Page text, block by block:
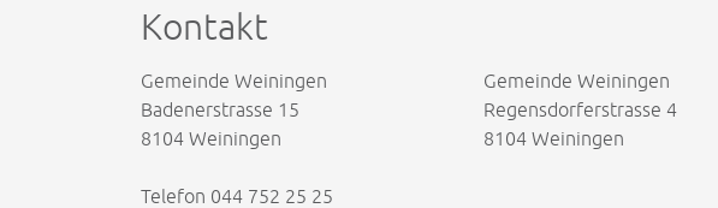
Kontakt
Gemeinde Weiningen
Badenerstrasse 15
8104 Weiningen
Telefon 044 752 25 25
Gemeinde Weiningen
Regensdorferstrasse 4
8104 Weiningen